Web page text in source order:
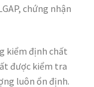
chứng nhận
kiểm định chất
được kiểm tra
luôn ổn định.